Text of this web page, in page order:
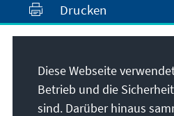
Drucken
Anschrift
Konrad-Adenauer-
Diese Webseite
Betrieb und die
sind. Darüber hinaus